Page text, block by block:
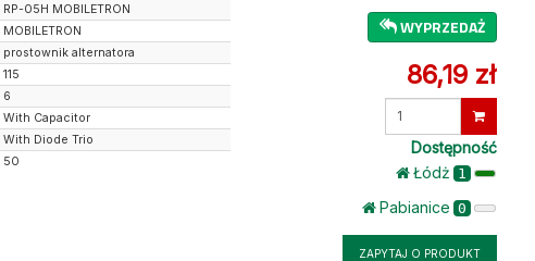
WYPRZEDAŻ
86,19 zł
Wprowadź
Dostępność
Łódż 1
Pabianice 0
ZAPYTAJ O PRODUKT
RP-05H MOBILETRON
MOBILETRON
prostownik alternatora
115
6
With Capacitor
With Diode Trio
50